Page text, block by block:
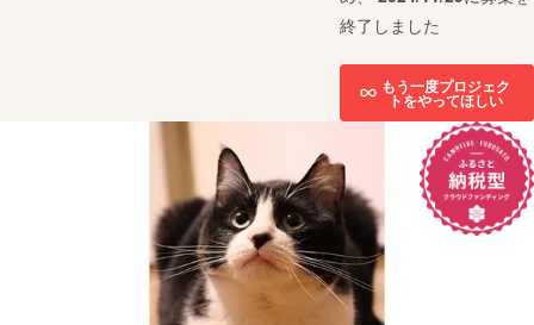
終了しました
もう一度プロジェク
トをやってほしい